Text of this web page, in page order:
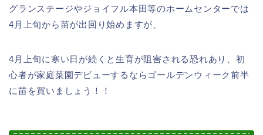
グランステージやジョイフル本田等のホームセンターでは
4月上旬から苗が出回り始めますが、
4月上旬に寒い日が続くと生育が阻害される恐れあり、初
心者が家庭菜園デビューするならゴールデンウィーク前半
に苗を買いましょう！！